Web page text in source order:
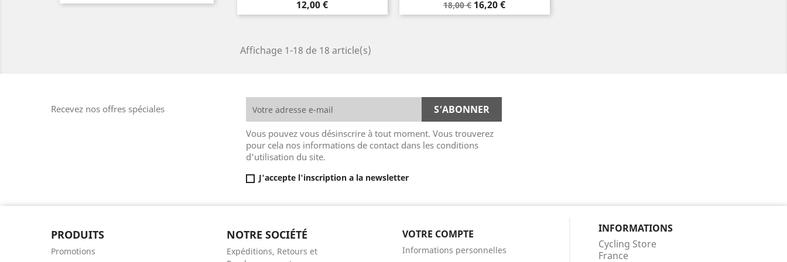
Prix
12,00 €
Prix
de
18,00 € Prix
16,20 €
Affichage 1-18 de 18 article(s)
Recevez nos offres spéciales
Vous pouvez vous désinscrire à tout moment. Vous trouverez
pour cela nos informations de contact dans les conditions
d'utilisation du site.
J'accepte l'inscription a la newsletter
PRODUITS
Promotions
NOTRE SOCIÉTÉ
Expéditions, Retours et
VOTRE COMPTE
Informations personnelles
INFORMATIONS
Cycling Store
France